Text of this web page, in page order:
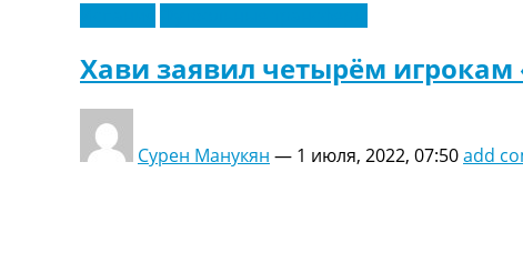
Хави заявил четырём игрокам
Сурен Манукян — 1 июля, 2022, 07:50add